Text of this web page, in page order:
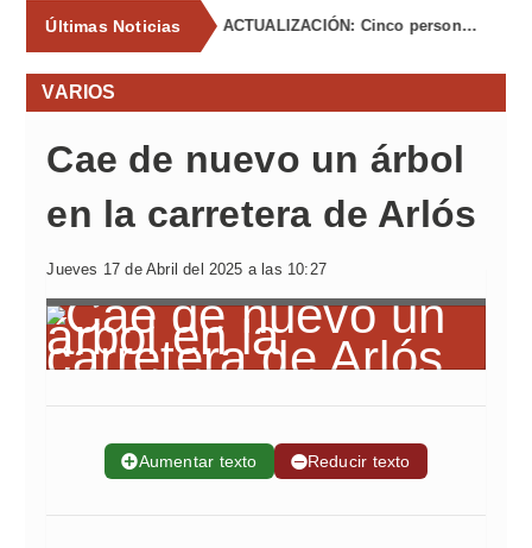
Últimas Noticias La Asociación de Vecinos de Tiñana propone al Ayuntamiento medidas para frenar los vertidos incontrolados de enseres
VARIOS
Cae de nuevo un árbol
en la carretera de Arlós
Jueves 17 de Abril del 2025 a las 10:27
➕Aumentar texto ➖Reducir texto